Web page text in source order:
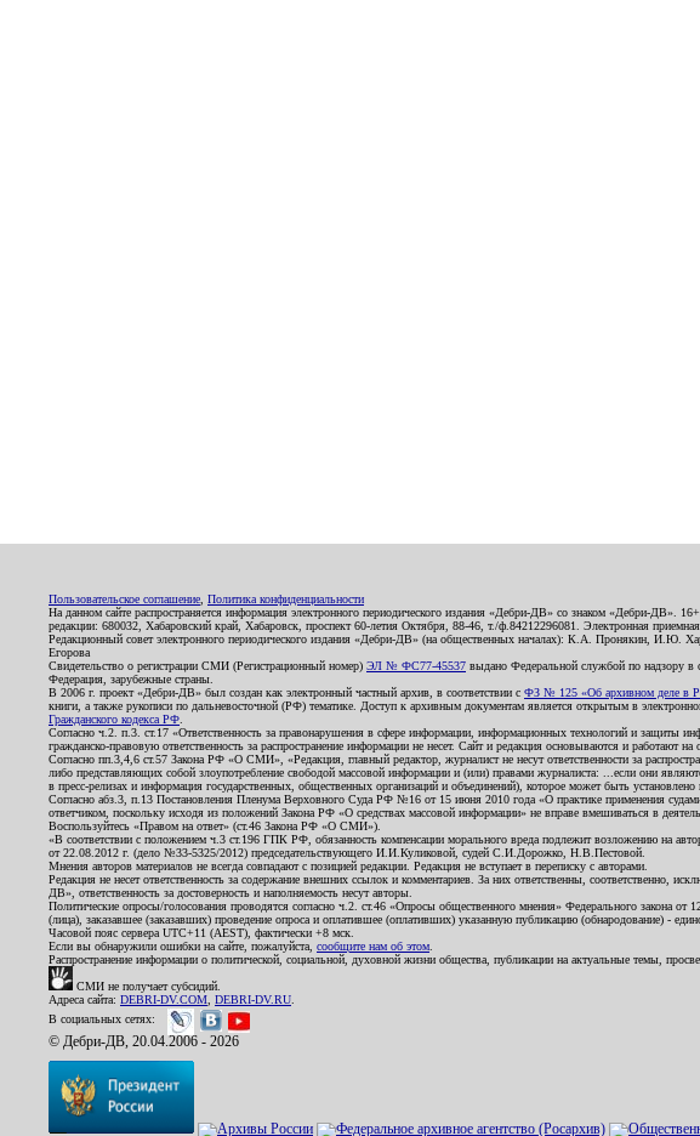
Пользовательское соглашение Политика конфиденциальности
На данном сайте распространяется информация электронного периодического издания «Дебри-ДВ» со знаком «Дебри-
редакции: 680032, Хабаровский край, Хабаровск, проспект 60-летия Октября, 88-46, т./ф.84212296081. Электронная
Редакционный совет электронного периодического издания «Дебри-ДВ» (на общественных началах): К.А.
Егорова
Свидетельство о регистрации СМИ (Регистрационный номер) ЭЛ № ФС77-45537 выдано Федеральной службой по надзору в
Федерация, зарубежные страны.
В 2006 г. проект «Дебри-ДВ» был создан как электронный частный архив, в соответствии с ФЗ № 125 «Об архивном деле в
книги, а также рукописи по дальневосточной (РФ) тематике. Доступ к архивным документам является открытым в
Гражданского кодекса РФ
Согласно ч.2. п.3. ст.17 «Ответственность за правонарушения в сфере информации, информационных технологий и защиты
гражданско-правовую ответственность за распространение информации не несет. Сайт и редакция основываются и работают
Согласно пп.3,4,6 ст.57 Закона РФ «О СМИ», «Редакция, главный редактор, журналист не несут ответственности за
либо представляющих собой злоупотребление свободой массовой информации и (или) правами журналиста: ...если они
в пресс-релизах и информация государственных, общественных организаций и объединений), которое может быть
Согласно абз.3, п.13 Постановления Пленума Верховного Суда РФ №16 от 15 июня 2010 года «О практике применения
ответчиком, поскольку исходя из положений Закона РФ «О средствах массовой информации» не вправе вмешиваться в
Воспользуйтесь «Правом на ответ» (ст.46 Закона РФ «О СМИ»).
«В соответствии с положением ч.3 ст.196 ГПК РФ, обязанность компенсации морального вреда подлежит возложению на
от 22.08.2012 г. (дело №33-5325/2012) председательствующего И.И.Куликовой, судей С.И.Дорожко, Н.В.Пестовой.
Мнения авторов материалов не всегда совпадают с позицией редакции. Редакция не вступает в переписку с авторами.
Редакция не несет ответственность за содержание внешних ссылок и комментариев. За них ответственны,
ДВ», ответственность за достоверность и наполняемость несут авторы.
Политические опросы/голосования проводятся согласно ч.2. ст.46 «Опросы общественного мнения» Федерального закона
(лица), заказавшее (заказавших) проведение опроса и оплатившее (оплативших) указанную публикацию (обнародование) -
Часовой пояс сервера UTC+11 (AEST), фактически +8 мск.
Если вы обнаружили ошибки на сайте, пожалуйста, сообщите нам об этом
Распространение информации о политической, социальной, духовной жизни общества, публикации на актуальные темы,
СМИ не получает субсидий.
Адреса сайта: DEBRI-DV.COM DEBRI-DV.RU
В социальных сетях:
© Дебри-ДВ, 20.04.2006 - 2026